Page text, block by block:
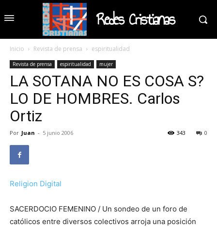
Redes Cristianas
Inicio Revista de prensa espiritualidad
Revista de prensa espiritualidad mujer
LA SOTANA NO ES COSA S?
LO DE HOMBRES. Carlos
Ortiz
Por Juan - 5 junio 2006 0
343
Religion Digital
SACERDOCIO FEMENINO / Un sondeo de un foro de
católicos entre diversos colectivos arroja una posición